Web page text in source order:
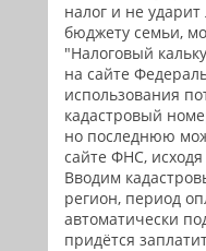
налог и не
бюджету семьи,
"Налоговый
на сайте
использования
кадастровый
но последнюю
сайте ФНС,
Вводим
регион, период
автоматически
придётся